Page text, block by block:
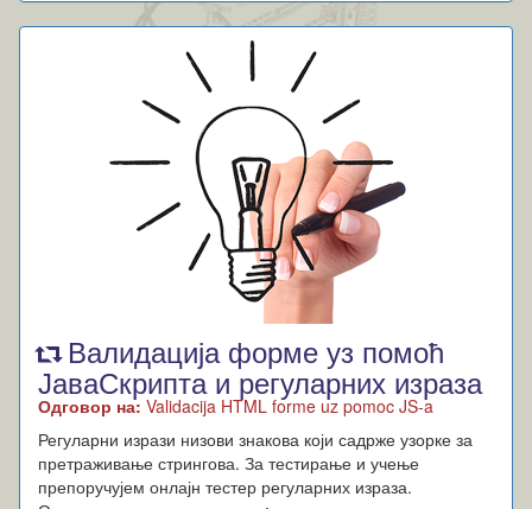
Валидација форме уз помоћ
ЈаваСкрипта и регуларних израза
Одговор на:Validacija HTML forme uz pomoc JS-a
Регуларни изрази низови знакова који садрже узорке за
претраживање стрингова. За тестирање и учење
препоручујем онлајн тестер регуларних израза.